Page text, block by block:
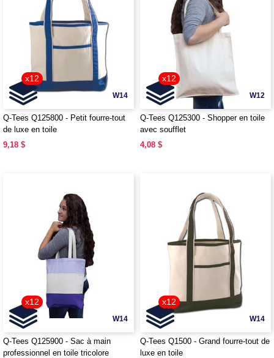
W14
x12
Q-Tees Q125800 - Petit fourre-tout
de luxe en toile
9,18 $
W12
x12
Q-Tees Q125300 - Shopper en toile
avec soufflet
4,08 $
W14
x12
Q-Tees Q125900 - Sac à main
professionnel en toile tricolore
W14
x12
Q-Tees Q1500 - Grand fourre-tout de
luxe en toile